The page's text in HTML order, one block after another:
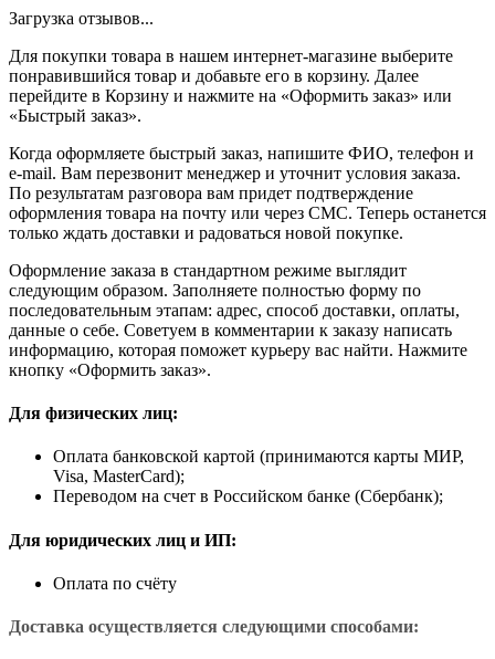
Загрузка отзывов...
Для покупки товара в нашем интернет-магазине выберите
понравившийся товар и добавьте его в корзину. Далее
перейдите в Корзину и нажмите на «Оформить заказ» или
«Быстрый заказ».
Когда оформляете быстрый заказ, напишите ФИО, телефон и
e-mail. Вам перезвонит менеджер и уточнит условия заказа.
По результатам разговора вам придет подтверждение
оформления товара на почту или через СМС. Теперь останется
только ждать доставки и радоваться новой покупке.
Оформление заказа в стандартном режиме выглядит
следующим образом. Заполняете полностью форму по
последовательным этапам: адрес, способ доставки, оплаты,
данные о себе. Советуем в комментарии к заказу написать
информацию, которая поможет курьеру вас найти. Нажмите
кнопку «Оформить заказ».
Для физических лиц:
Оплата банковской картой (принимаются карты МИР,
Visa, MasterCard);
Переводом на счет в Российском банке (Сбербанк);
Для юридических лиц и ИП:
Оплата по счёту
Доставка осуществляется следующими способами: